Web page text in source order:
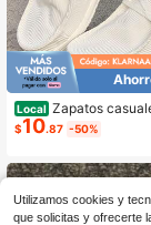
Local Zapatos
ayas para mujer,
nuevos, cómodos, de
n encaje, suela
andes para mujer.
$10.87 -50%
Utilizamos cookies y
que solicitas y ofrecerte